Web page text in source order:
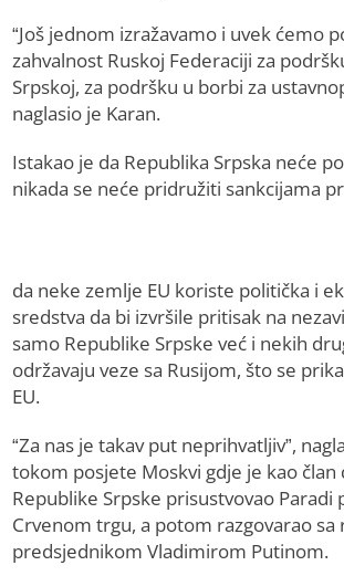
“Još jednom izražavamo i uvek ćemo
zahvalnost Ruskoj Federaciji za
Srpskoj, za podršku u borbi za
naglasio je Karan.
Istakao je da Republika Srpska neće
nikada se neće pridružiti sankcijama
da neke zemlje EU koriste politička i
sredstva da bi izvršile pritisak na
samo Republike Srpske već i nekih
održavaju veze sa Rusijom, što se
EU.
“Za nas je takav put neprihvatljiv”,
tokom posjete Moskvi gdje je kao član
Republike Srpske prisustvovao Paradi
Crvenom trgu, a potom razgovarao sa
predsjednikom Vladimirom Putinom.